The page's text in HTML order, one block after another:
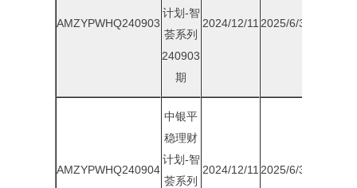
AMZYPWHQ240903
计划-智
荟系列
240903
期
2024/12/11 2025/6/30
AMZYPWHQ240904
中银平
稳理财
计划-智
荟系列
2024/12/11 2025/6/30